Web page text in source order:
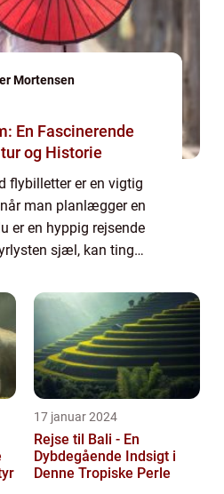
Mortensen
En Fascinerende
og Historie
flybilletter er en vigtig
man planlægger en
er en hyppig rejsende
sjæl, kan ting
I de...
17 januar 2024
Rejse til Bali - En
Dybdegående Indsigt i
Denne Tropiske Perle